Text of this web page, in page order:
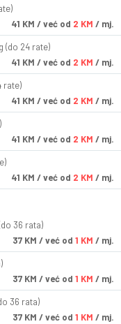
41 KM / već od 2 KM / mj.
(do 24 rate)
41 KM / već od 2 KM / mj.
rate)
41 KM / već od 2 KM / mj.
41 KM / već od 2 KM / mj.
41 KM / već od 2 KM / mj.
36 rata)
37 KM / već od 1 KM / mj.
37 KM / već od 1 KM / mj.
36 rata)
37 KM / već od 1 KM / mj.